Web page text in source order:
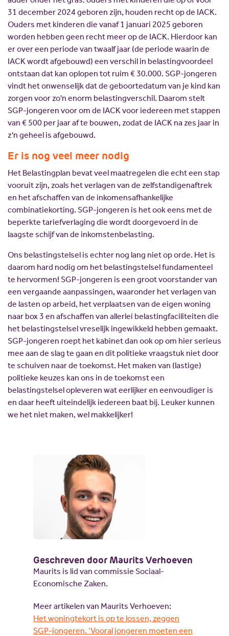
31 december 2024 geboren zijn, houden recht op de IACK.
Ouders met kinderen die vanaf 1 januari 2025 geboren
worden hebben geen recht meer op de IACK. Hierdoor kan
er over een periode van twaalf jaar (de periode waarin de
IACK wordt afgebouwd) een verschil in belastingvoordeel
ontstaan dat kan oplopen tot ruim € 30.000. SGP-jongeren
vindt het onwenselijk dat de geboortedatum van je kind kan
zorgen voor zo'n enorm belastingverschil. Daarom stelt
SGP-jongeren voor om de IACK voor iedereen met stappen
van € 500 per jaar af te bouwen, zodat de IACK na zes jaar in
z'n geheel is afgebouwd.
Er is nog veel meer nodig
Het Belastingplan bevat veel maatregelen die echt een stap
vooruit zijn, zoals het verlagen van de zelfstandigenaftrek
en het afschaffen van de inkomensafhankelijke
combinatiekorting. SGP-jongeren is het ook eens met de
beperkte tariefverlaging die wordt doorgevoerd in de
laagste schijf van de inkomstenbelasting.
Ons belastingstelsel is echter nog lang niet op orde. Het is
daarom hard nodig om het belastingstelsel fundamenteel
te hervormen! SGP-jongeren is een groot voorstander van
een vergaande aanpassingen, waaronder het verlagen van
de lasten op arbeid, het verplaatsen van de eigen woning
naar box 3 en afschaffen van allerlei belastingfaciliteiten die
het belastingstelsel vreselijk ingewikkeld hebben gemaakt.
SGP-jongeren roept het kabinet dan ook op om hier serieus
mee aan de slag te gaan en dit politieke vraagstuk niet door
te schuiven naar de toekomst. Het maken van (lastige)
politieke keuzes kan ons in de toekomst een
belastingstelsel opleveren wat eerlijker en eenvoudiger is
en daar heeft uiteindelijk iedereen baat bij. Leuker kunnen
we het niet maken, wel makkelijker!
Geschreven door Maurits Verhoeven
Maurits is lid van commissie Sociaal-
Economische Zaken.
Meer artikelen van Maurits Verhoeven:
Het woningtekort is op te lossen, zeggen
SGP-jongeren. ‘Vooral jongeren moeten een